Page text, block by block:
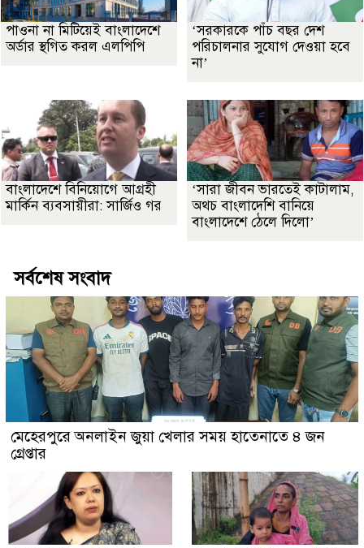
পাওনা না মিটিয়েই বাংলাদেশে
অর্ডার স্থগিত করল এলপিপি
‘সরকারকে পাঁচ বছর দেশ
পরিচালনার সুযোগ দেওয়া হবে
না’
বাংলাদেশে বিনিয়োগে আগ্রহী
মার্কিন ব্যবসায়ীরা: সার্জিও গর
‘সারা জীবন ভারতেই কাটালাম,
অথচ বাংলাদেশি বানিয়ে
বাংলাদেশে ঠেলে দিলো’
সর্বশেষ সংবাদ
মেহেরপুরে অনলাইন জুয়া খেলার সময় হাতেনাতে ৪ জন
গ্রেপ্তার